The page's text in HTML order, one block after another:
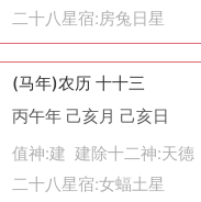
二十八星宿:房兔日星
(马年)农历 十十三
丙午年 己亥月 己亥日
值神:建 建除十二神:天德
二十八星宿:女蝠土星